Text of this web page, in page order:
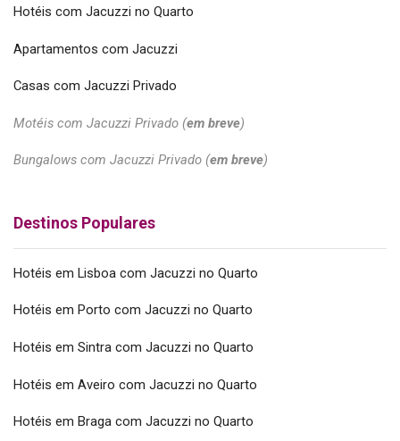
Hotéis com Jacuzzi no Quarto
Apartamentos com Jacuzzi
Casas com Jacuzzi Privado
Motéis com Jacuzzi Privado (em breve)
Bungalows com Jacuzzi Privado (em breve)
Destinos Populares
Hotéis em Lisboa com Jacuzzi no Quarto
Hotéis em Porto com Jacuzzi no Quarto
Hotéis em Sintra com Jacuzzi no Quarto
Hotéis em Aveiro com Jacuzzi no Quarto
Hotéis em Braga com Jacuzzi no Quarto